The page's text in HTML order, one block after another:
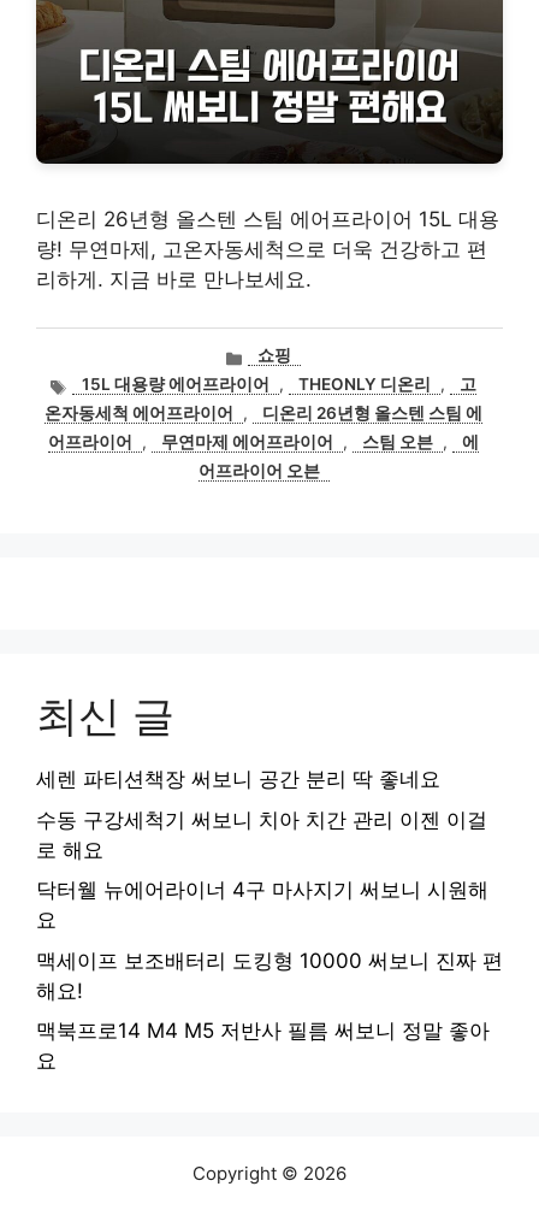
디온리 26년형 올스텐 스팀 에어프라이어 15L 대용
량! 무연마제, 고온자동세척으로 더욱 건강하고 편
리하게. 지금 바로 만나보세요.
카
테
고
리
쇼핑
태
그
15L 대용량 에어프라이어 , THEONLY 디온리 ,
고
온자동세척 에어프라이어
,
디온리 26년형 올스텐 스팀 에
어프라이어
, 무연마제 에어프라이어 , 스팀 오븐 ,
에
어프라이어 오븐
최신 글
세렌 파티션책장 써보니 공간 분리 딱 좋네요
수동 구강세척기 써보니 치아 치간 관리 이젠 이걸
로 해요
닥터웰 뉴에어라이너 4구 마사지기 써보니 시원해
요
맥세이프 보조배터리 도킹형 10000 써보니 진짜 편
해요!
맥북프로14 M4 M5 저반사 필름 써보니 정말 좋아
요
Copyright © 2026